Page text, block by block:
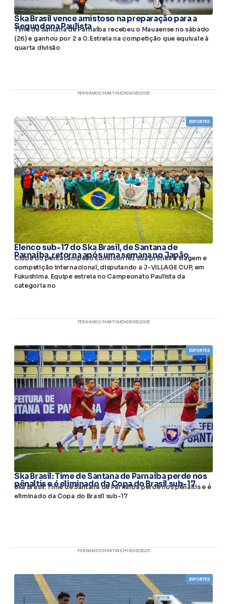
Ska Brasil vence amistoso na preparação para a
Segundona Paulista
Time de Santana de Parnaíba recebeu o Mauaense no sábado
(26) e ganhou por 2 a 0. Estreia na competição que equivale à
quarta divisão
FERNANDO MARTINEZ 29/03/2023
ESPORTES
Elenco sub-17 do Ska Brasil, de Santana de
Parnaíba, retorna após uma semana no Japão
Clube do pentacampeão Edmílson fez sua primeira viagem e
competição internacional, disputando a J-VILLAGE CUP, em
Fukushima. Equipe estreia no Campeonato Paulista da
categoria no
FERNANDO MARTINEZ 26/03/2023
ESPORTES
Ska Brasil: Time de Santana de Parnaíba perde nos
pênaltis e é eliminado da Copa do Brasil sub-17
Ska Brasil: Time de Santana de Parnaíba perde nos pênaltis e é
eliminado da Copa do Brasil sub-17
FERNANDO MARTINEZ 10/03/2023
ESPORTES